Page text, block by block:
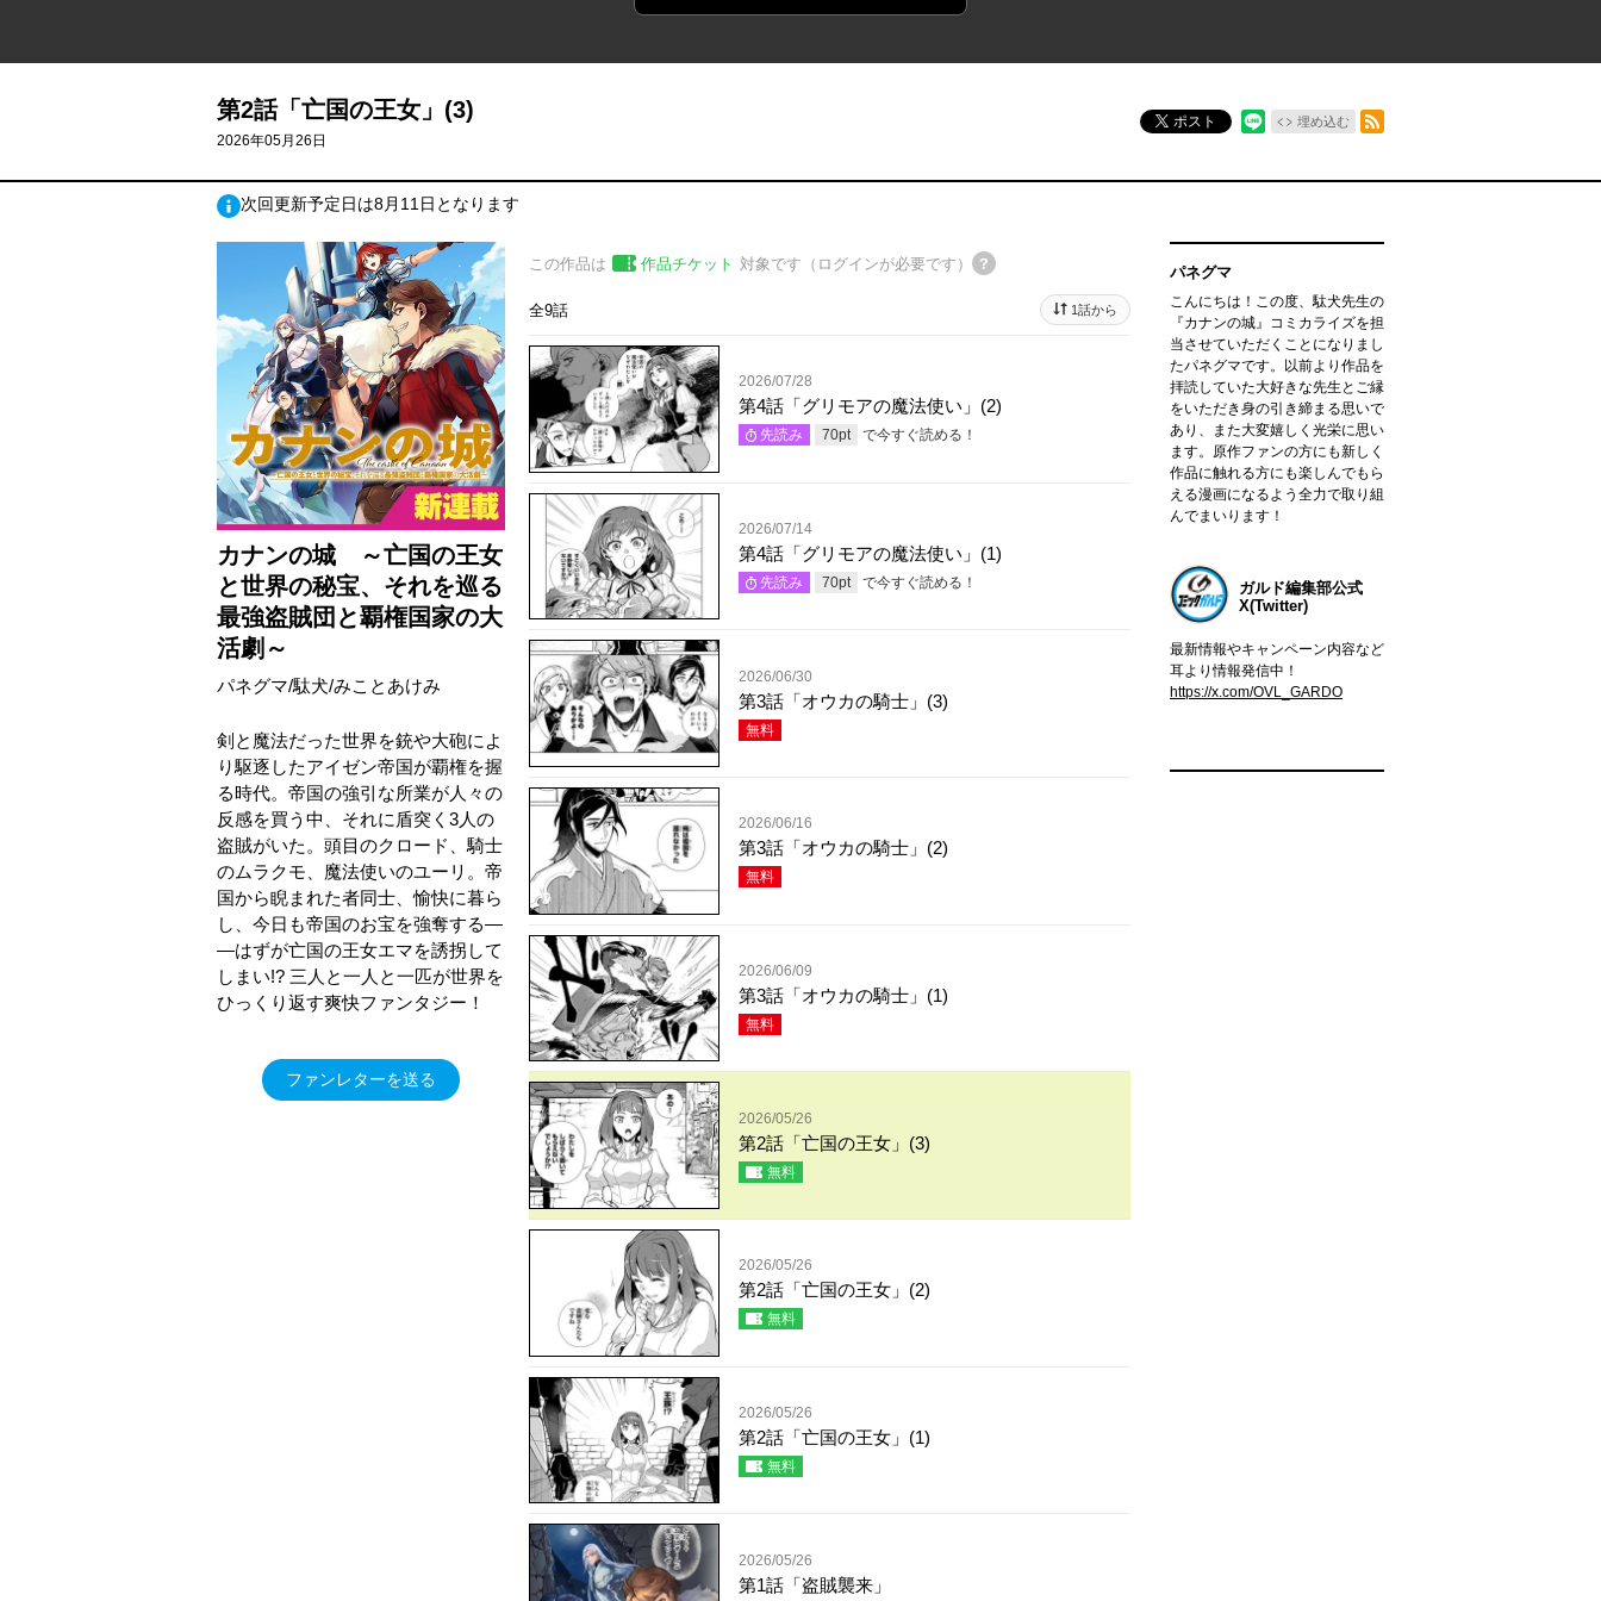
第2話「亡国の王女」(3)
2026年05月26日
ポスト 埋め込む
次回更新予定日は8月11日となります
カナンの城 ～亡国の王女
と世界の秘宝、それを巡る
最強盗賊団と覇権国家の大
活劇～
パネグマ/駄犬/みことあけみ
剣と魔法だった世界を銃や大砲によ
り駆逐したアイゼン帝国が覇権を握
る時代。帝国の強引な所業が人々の
反感を買う中、それに盾突く3人の
盗賊がいた。頭目のクロード、騎士
のムラクモ、魔法使いのユーリ。帝
国から睨まれた者同士、愉快に暮ら
し、今日も帝国のお宝を強奪する―
―はずが亡国の王女エマを誘拐して
しまい!? 三人と一人と一匹が世界を
ひっくり返す爽快ファンタジー！
ファンレターを送る
この作品は 作品チケット 対象です（ログインが必要です）
全9話 1話から
2026/07/28
第4話「グリモアの魔法使い」(2)
先読み 70pt で今すぐ読める！
2026/07/14
第4話「グリモアの魔法使い」(1)
先読み 70pt で今すぐ読める！
2026/06/30
第3話「オウカの騎士」(3)
無料
2026/06/16
第3話「オウカの騎士」(2)
無料
2026/06/09
第3話「オウカの騎士」(1)
無料
2026/05/26
第2話「亡国の王女」(3)
無料
2026/05/26
第2話「亡国の王女」(2)
無料
2026/05/26
第2話「亡国の王女」(1)
無料
2026/05/26
第1話「盗賊襲来」
パネグマ
こんにちは！この度、駄犬先生の
『カナンの城』コミカライズを担
当させていただくことになりまし
たパネグマです。以前より作品を
拝読していた大好きな先生とご縁
をいただき身の引き締まる思いで
あり、また大変嬉しく光栄に思い
ます。原作ファンの方にも新しく
作品に触れる方にも楽しんでもら
える漫画になるよう全力で取り組
んでまいります！
ガルド編集部公式
X(Twitter)
最新情報やキャンペーン内容など
耳より情報発信中！
https://x.com/OVL_GARDO